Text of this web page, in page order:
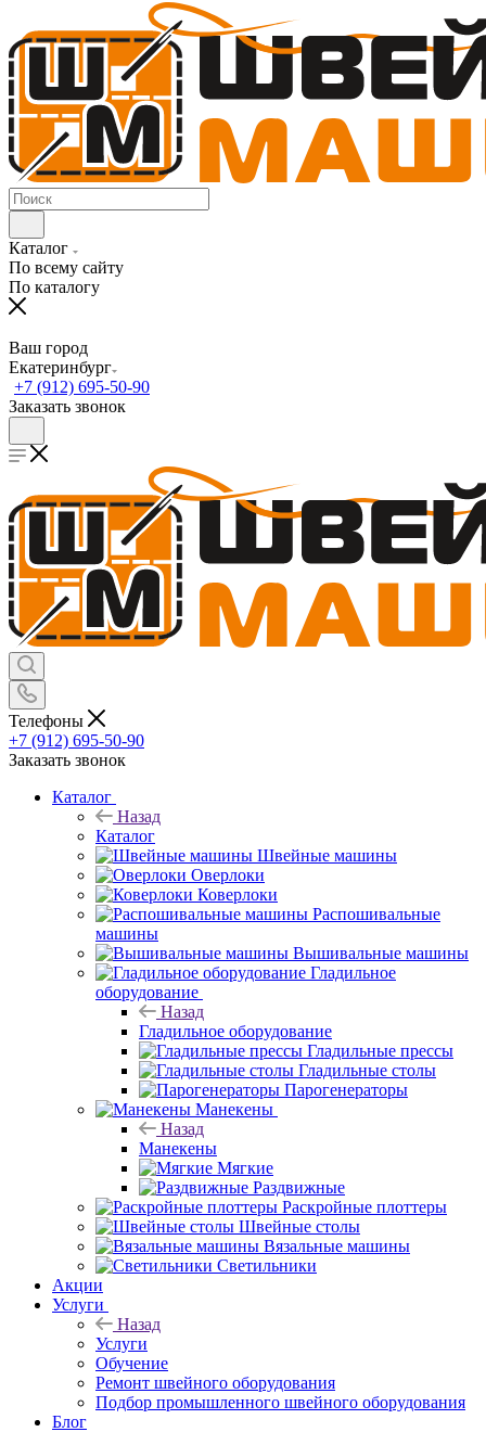
Каталог
По всему сайту
По каталогу
Ваш город
Екатеринбург
+7 (912) 695-50-90
Заказать звонок
Телефоны
+7 (912) 695-50-90
Заказать звонок
Каталог
Назад
Каталог
Швейные машины
Оверлоки
Коверлоки
Распошивальные
машины
Вышивальные машины
Гладильное
оборудование
Назад
Гладильное оборудование
Гладильные прессы
Гладильные столы
Парогенераторы
Манекены
Назад
Манекены
Мягкие
Раздвижные
Раскройные плоттеры
Швейные столы
Вязальные машины
Светильники
Акции
Услуги
Назад
Услуги
Обучение
Ремонт швейного оборудования
Подбор промышленного швейного оборудования
Блог